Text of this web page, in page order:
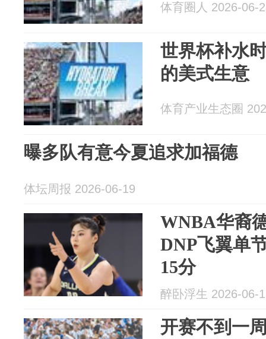
体育圈人 2026-06-
世界杯补水
的美式生意
体育产业生态圈
曝多队有意今夏追求加福德
体坛周报 2026-06-19
WNBA华裔
DNP飞翼单
15分
醉卧浮生 2026-06-
开赛不到一